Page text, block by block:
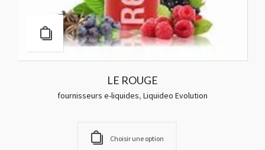
LE ROUGE
fournisseurs e-liquides, Liquideo Evolution
Choisir une option